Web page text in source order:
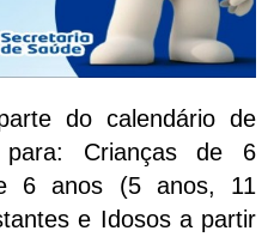
do calendário de
Crianças de 6
6 anos (5 anos, 11
e Idosos a partir